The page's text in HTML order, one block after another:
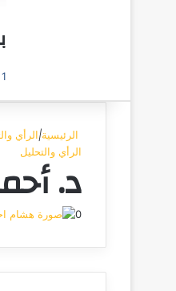
1 فبراير، 2026
الرئيسية|الرأي
الرأي والتحليل
د.
0